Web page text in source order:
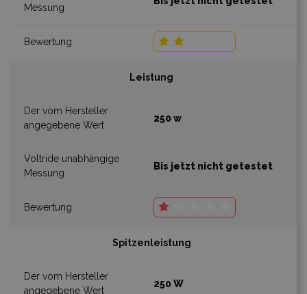
Leistung
250 w
Bis jetzt nicht getestet
Spitzenleistung
250 W